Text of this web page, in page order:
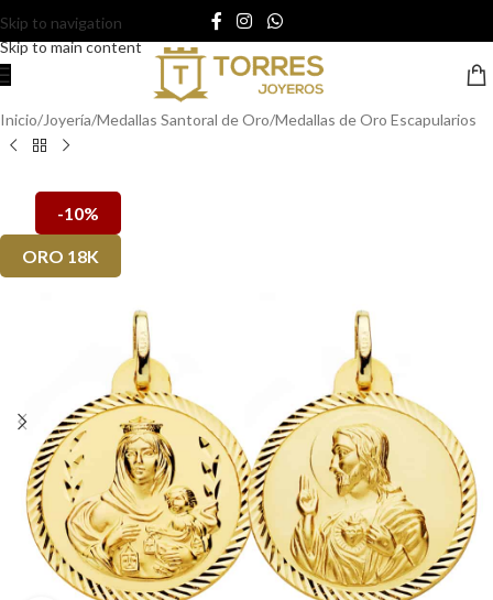
Skip to navigation
Skip to main content
Inicio/Joyería/Medallas Santoral de Oro/Medallas de Oro Escapularios
-10%
ORO 18K